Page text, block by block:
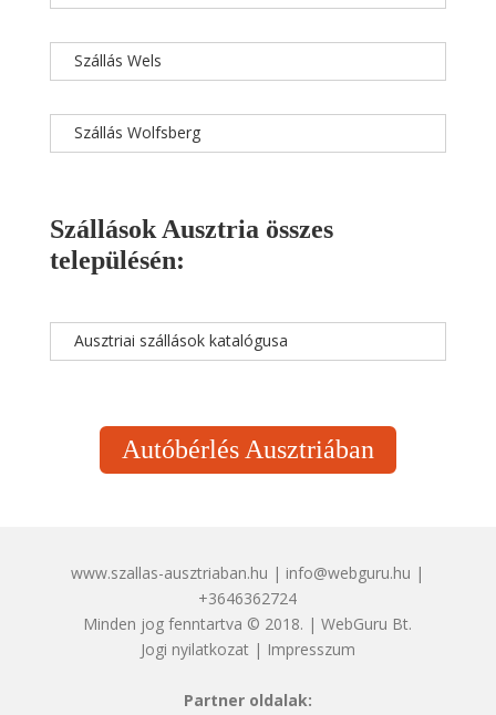
Szállás Wels
Szállás Wolfsberg
Szállások Ausztria összes
településén:
Ausztriai szállások katalógusa
Autóbérlés Ausztriában
www.szallas-ausztriaban.hu | info@webguru.hu |
+3646362724
Minden jog fenntartva © 2018. | WebGuru Bt.
Jogi nyilatkozat| Impresszum
Partner oldalak: